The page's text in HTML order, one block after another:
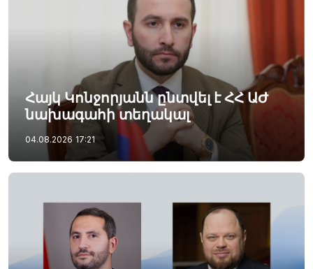
Հայկ Կոնջորյանն ընտվել է ՀՀ ԱԺ
նախագահի տեղակալ
04.08.2026 17:21